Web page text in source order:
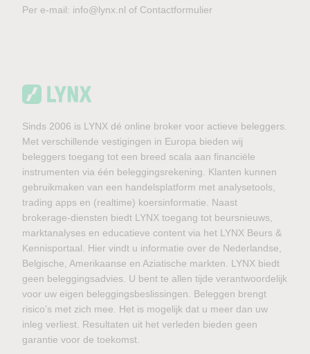
Per e-mail: info@lynx.nl of Contactformulier
Sinds 2006 is LYNX dé online broker voor actieve beleggers.
Met verschillende vestigingen in Europa bieden wij
beleggers toegang tot een breed scala aan financiële
instrumenten via één beleggingsrekening. Klanten kunnen
gebruikmaken van een handelsplatform met analysetools,
trading apps en (realtime) koersinformatie. Naast
brokerage-diensten biedt LYNX toegang tot beursnieuws,
marktanalyses en educatieve content via het LYNX Beurs &
Kennisportaal. Hier vindt u informatie over de Nederlandse,
Belgische, Amerikaanse en Aziatische markten. LYNX biedt
geen beleggingsadvies. U bent te allen tijde verantwoordelijk
voor uw eigen beleggingsbeslissingen. Beleggen brengt
risico’s met zich mee. Het is mogelijk dat u meer dan uw
inleg verliest. Resultaten uit het verleden bieden geen
garantie voor de toekomst.